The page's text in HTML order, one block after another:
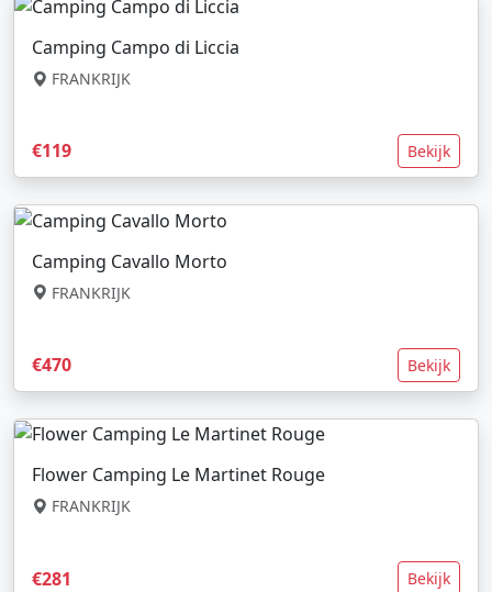
Camping Campo di Liccia
FRANKRIJK
€119 Bekijk
Camping Cavallo Morto
FRANKRIJK
€470 Bekijk
Flower Camping Le Martinet Rouge
FRANKRIJK
€281 Bekijk